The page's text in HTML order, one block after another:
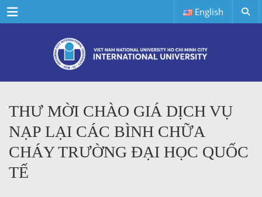
Menu English
THƯ MỜI CHÀO GIÁ DỊCH VỤ
NẠP LẠI CÁC BÌNH CHỮA
CHÁY TRƯỜNG ĐẠI HỌC QUỐC
TẾ